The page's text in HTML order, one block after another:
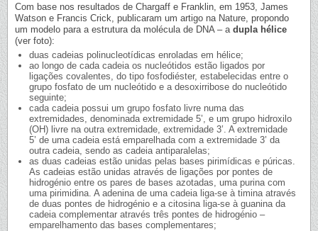
Com base nos resultados de Chargaff e Franklin, em 1953, James
Watson e Francis Crick, publicaram um artigo na Nature, propondo
um modelo para a estrutura da molécula de DNA – a dupla hélice
(ver foto):
duas cadeias polinucleotídicas enroladas em hélice;
ao longo de cada cadeia os nucleótidos estão ligados por
ligações covalentes, do tipo fosfodiéster, estabelecidas entre o
grupo fosfato de um nucleótido e a desoxirribose do nucleótido
seguinte;
cada cadeia possui um grupo fosfato livre numa das
extremidades, denominada extremidade 5’, e um grupo hidroxilo
(OH) livre na outra extremidade, extremidade 3’. A extremidade
5’ de uma cadeia está emparelhada com a extremidade 3’ da
outra cadeia, sendo as cadeia antiparalelas;
as duas cadeias estão unidas pelas bases pirimídicas e púricas.
As cadeias estão unidas através de ligações por pontes de
hidrogénio entre os pares de bases azotadas, uma purina com
uma pirimidina. A adenina de uma cadeia liga-se à timina através
de duas pontes de hidrogénio e a citosina liga-se à guanina da
cadeia complementar através três pontes de hidrogénio –
emparelhamento das bases complementares;